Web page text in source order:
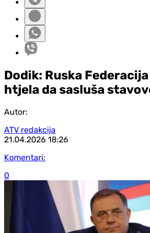
Dodik: Ruska
htjela da sasluša
Autor:
ATV redakcija
21.04.2026 18:26
Komentari:
0